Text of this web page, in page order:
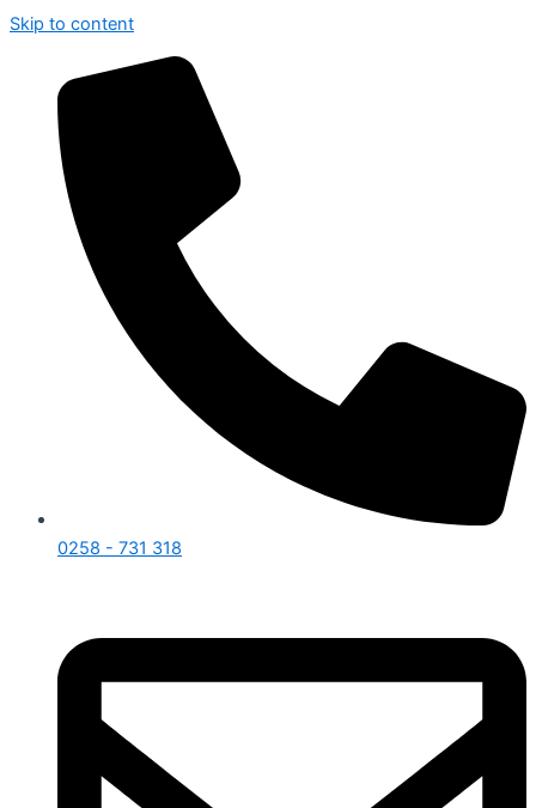
Skip to content
0258 - 731 318